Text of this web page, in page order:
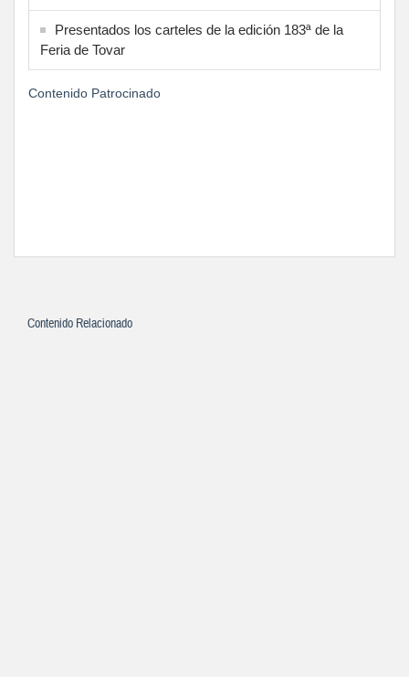
Presentados los carteles de la edición 183ª de la
Feria de Tovar
Contenido Patrocinado
Contenido Relacionado